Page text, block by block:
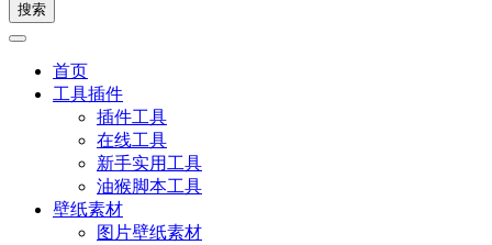
搜索
首页
工具插件
插件工具
在线工具
新手实用工具
油猴脚本工具
壁纸素材
图片壁纸素材